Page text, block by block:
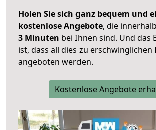
Holen Sie sich ganz bequem und
kostenlose Angebote, die
3 Minuten bei Ihnen sind. Und das
ist, dass all dies zu erschwinglichen
angeboten werden.
Kostenlose Angebote